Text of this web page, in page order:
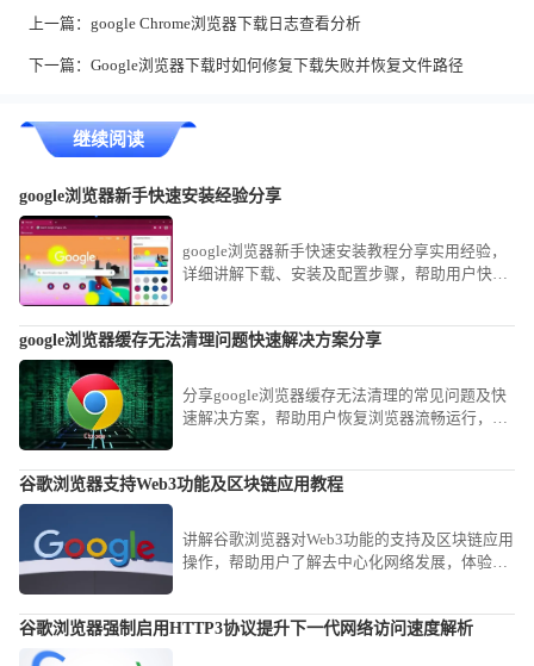
上一篇： google Chrome浏览器下载日志查看分析
下一篇： Google浏览器下载时如何修复下载失败并恢复文件路径
继续阅读
google浏览器新手快速安装经验分享
google浏览器新手快速安装教程分享实用经验，
详细讲解下载、安装及配置步骤，帮助用户快速
google浏览器缓存无法清理问题快速解决方案分享
分享google浏览器缓存无法清理的常见问题及快
速解决方案，帮助用户恢复浏览器流畅运行，提
谷歌浏览器支持Web3功能及区块链应用教程
讲解谷歌浏览器对Web3功能的支持及区块链应用
操作，帮助用户了解去中心化网络发展，体验新
谷歌浏览器强制启用HTTP3协议提升下一代网络访问速度解析